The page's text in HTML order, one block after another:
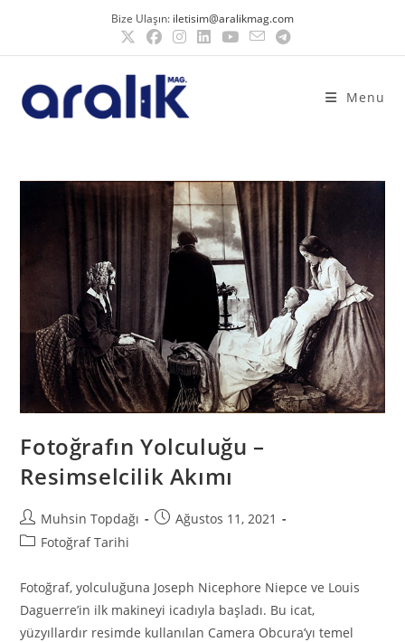
Bize Ulaşın: iletisim@aralikmag.com
Menu
Fotoğrafın Yolculuğu –
Resimselcilik Akımı
Muhsin Topdağı
Ağustos 11, 2021
Fotoğraf Tarihi
Fotoğraf, yolculuğuna Joseph Nicephore Niepce ve Louis
Daguerre’in ilk makineyi icadıyla başladı. Bu icat,
yüzyıllardır resimde kullanılan Camera Obcura’yı temel